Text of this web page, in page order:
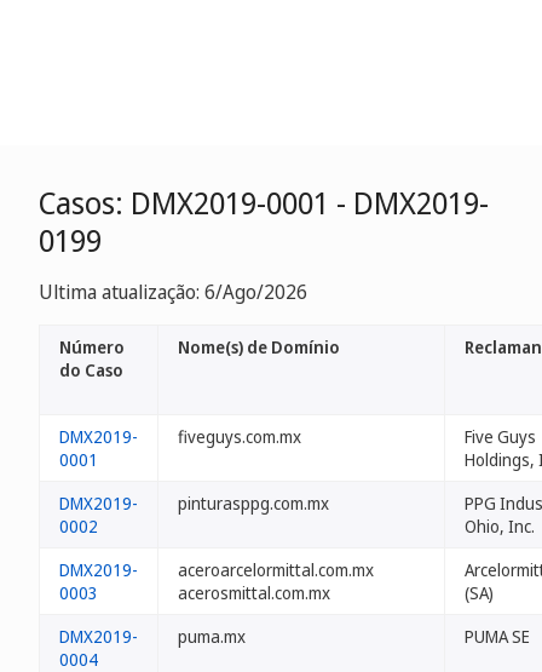
Casos: DMX2019-0001 - DMX2019-
0199
Ultima atualização: 6/Ago/2026
Número
do Caso
Nome(s) de Domínio
DMX2019-
0001
fiveguys.com.mx
Five Guys
Holdings,
DMX2019-
0002
pinturasppg.com.mx
PPG
Ohio, Inc.
DMX2019-
0003
aceroarcelormittal.com.mx
acerosmittal.com.mx
(SA)
DMX2019-
0004
puma.mx PUMA SE